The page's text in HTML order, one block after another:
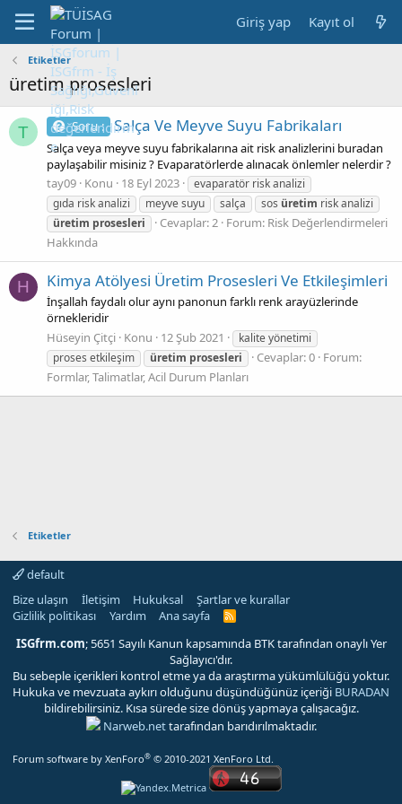
Giriş yap Kayıt ol
Etiketler
üretim prosesleri
T Soru : Salça Ve Meyve Suyu Fabrikaları
Salça veya meyve suyu fabrikalarına ait risk analizlerini buradan
paylaşabilir misiniz ? Evaparatörlerde alınacak önlemler nelerdir ?
tay09 Konu 18 Eyl 2023
evaparatör risk analizi
gıda risk analizi
meyve suyu salça sos üretim risk analizi
üretim prosesleri Cevaplar: 2 Forum: Risk Değerlendirmeleri
Hakkında
H Kimya Atölyesi Üretim Prosesleri Ve Etkileşimleri
İnşallah faydalı olur aynı panonun farklı renk arayüzlerinde
örnekleridir
Hüseyin Çitçi Konu 12 Şub 2021
kalite yönetimi
proses etkileşim
üretim prosesleri Cevaplar: 0 Forum:
Formlar, Talimatlar, Acil Durum Planları
Etiketler
default
Bize ulaşın
İletişim Hukuksal
Şartlar ve kurallar
Gizlilik politikası
Yardım Ana sayfa
R
S
ISGfrm.com; 5651 Sayılı Kanun kapsamında BTK tarafından onaylı Yer
Sağlayıcı'dır.
Bu sebeple içerikleri kontrol etme ya da araştırma yükümlülüğü yoktur.
Hukuka ve mevzuata aykırı olduğunu düşündüğünüz içeriği BURADAN
bildirebilirsiniz. Kısa sürede size dönüş yapmaya çalışacağız.
Narweb.nettarafından barıdırılmaktadır.
Forum software by XenForo® © 2010-2021 XenForo Ltd.